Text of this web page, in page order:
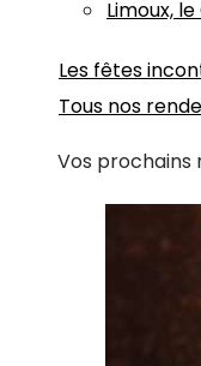
Limoux,
Les fêtes
Tous nos
Vos prochains